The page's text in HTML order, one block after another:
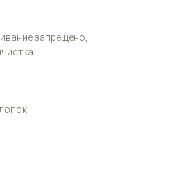
запрещено,